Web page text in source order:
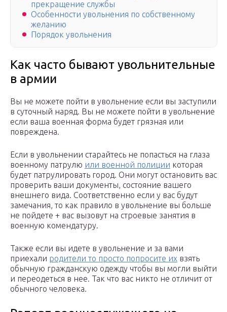
прекращение службы
Особенности увольнения по собственному
желанию
Порядок увольнения
Как часто бывают увольнительные
в армии
Вы не можете пойти в увольнение если вы заступили
в суточный наряд. Вы не можете пойти в увольнение
если ваша военная форма будет грязная или
повреждена.
Если в увольнении старайтесь не попасться на глаза
военному патрулю или военной полиции которая
будет патрулировать город. Они могут остановить вас
проверить ваши документы, состояние вашего
внешнего вида. Соответственно если у вас будут
замечания, то как правило в увольнение вы больше
не пойдете + вас вызовут на строевые занятия в
военную комендатуру.
Также если вы идете в увольнение и за вами
приехали родители то просто попросите их взять
обычную гражданскую одежду чтобы вы могли выйти
и переодеться в нее. Так что вас никто не отличит от
обычного человека.